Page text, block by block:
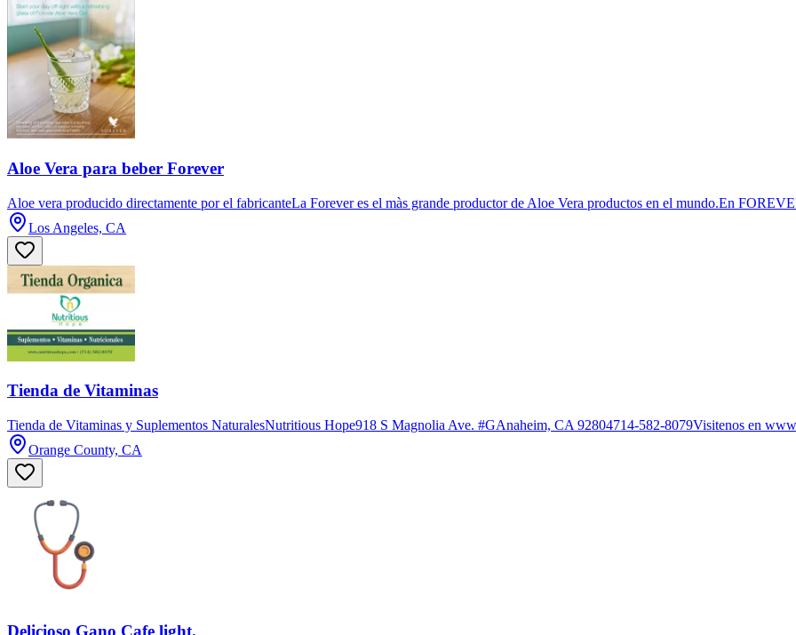
Aloe Vera para beber Forever
Aloe vera producido directamente por el fabricanteLa Forever es el màs grande productor de Aloe Vera productos en el mundo.En
Los Angeles, CA
Tienda de Vitaminas
Tienda de Vitaminas y Suplementos NaturalesNutritious Hope918 S Magnolia Ave. #GAnaheim, CA 92804714-582-8079Visitenos en
Orange County, CA
Delicioso Gano Cafe light.